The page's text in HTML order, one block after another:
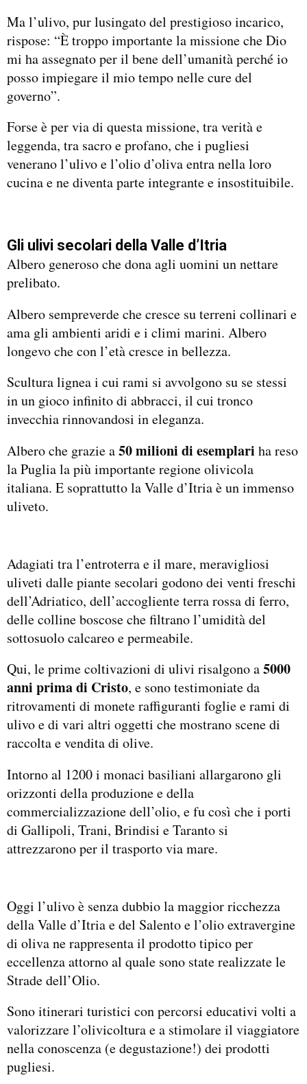
Ma l’ulivo, pur lusingato del prestigioso incarico,
rispose: “È troppo importante la missione che Dio
mi ha assegnato per il bene dell’umanità perché io
posso impiegare il mio tempo nelle cure del
governo”.
Forse è per via di questa missione, tra verità e
leggenda, tra sacro e profano, che i pugliesi
venerano l’ulivo e l’olio d’oliva entra nella loro
cucina e ne diventa parte integrante e insostituibile.
Gli ulivi secolari della Valle d’Itria
Albero generoso che dona agli uomini un nettare
prelibato.
Albero sempreverde che cresce su terreni collinari e
ama gli ambienti aridi e i climi marini. Albero
longevo che con l’età cresce in bellezza.
Scultura lignea i cui rami si avvolgono su se stessi
in un gioco infinito di abbracci, il cui tronco
invecchia rinnovandosi in eleganza.
Albero che grazie a50 milioni di esemplari ha reso
la Puglia la più importante regione olivicola
italiana. E soprattutto la Valle d’Itria è un immenso
uliveto.
Adagiati tra l’entroterra e il mare, meravigliosi
uliveti dalle piante secolari godono dei venti freschi
dell’Adriatico, dell’accogliente terra rossa di ferro,
delle colline boscose che filtrano l’umidità del
sottosuolo calcareo e permeabile.
Qui, le prime coltivazioni di ulivi risalgono a5000
anni prima di Cristo, e sono testimoniate da
ritrovamenti di monete raffiguranti foglie e rami di
ulivo e di vari altri oggetti che mostrano scene di
raccolta e vendita di olive.
Intorno al 1200 i monaci basiliani allargarono gli
orizzonti della produzione e della
commercializzazione dell’olio, e fu così che i porti
di Gallipoli, Trani, Brindisi e Taranto si
attrezzarono per il trasporto via mare.
Oggi l’ulivo è senza dubbio la maggior ricchezza
della Valle d’Itria e del Salento e l’olio extravergine
di oliva ne rappresenta il prodotto tipico per
eccellenza attorno al quale sono state realizzate le
Strade dell’Olio.
Sono itinerari turistici con percorsi educativi volti a
valorizzare l’olivicoltura e a stimolare il viaggiatore
nella conoscenza (e degustazione!) dei prodotti
pugliesi.